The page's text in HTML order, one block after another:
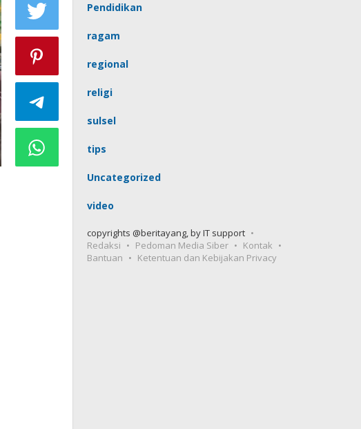
Pendidikan
ragam
regional
religi
sulsel
tips
Uncategorized
video
copyrights @beritayang, by IT support
Redaksi
Pedoman Media Siber
Kontak
Bantuan
Ketentuan dan Kebijakan Privacy